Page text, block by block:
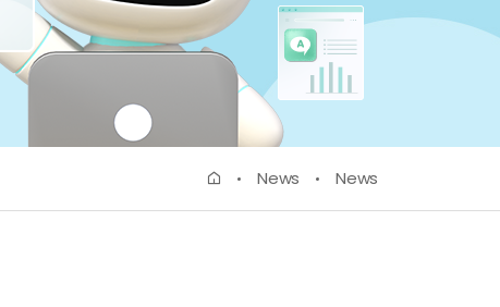
News News